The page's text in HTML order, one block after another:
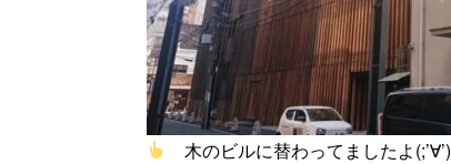
木のビルに替わってましたよ(;’∀’)